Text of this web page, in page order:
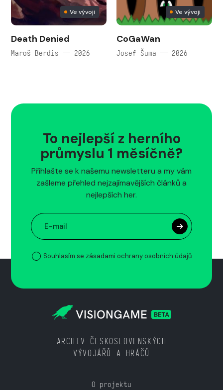
Ve vývoji
Death Denied
Maroš Berdis — 2026
Ve vývoji
CoGaWan
Josef Šuma — 2026
To nejlepší z herního
průmyslu 1 měsíčně?
Přihlašte se k našemu newsletteru a my vám
zašleme přehled nejzajímavějších článků a
nejlepších her.
Souhlasím se zásadami ochrany osobních údajů
ARCHIV ČESKOSLOVENSKÝCH
VÝVOJÁŘŮ A HRÁČŮ
O projektu